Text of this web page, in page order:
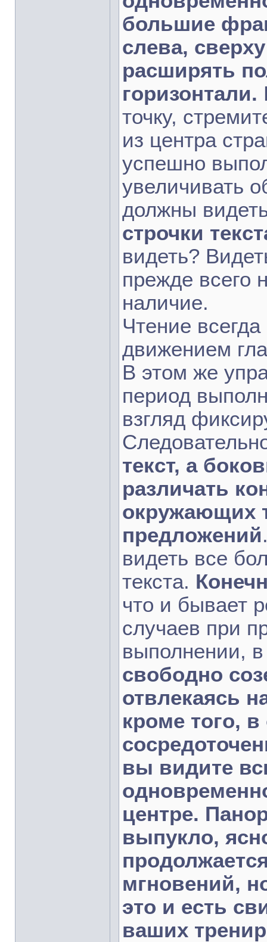
большие
слева,
расширять
горизонтали.
точку,
из центра
успешно
увеличивать
должны
строчки
видеть?
прежде всего
наличие.
Чтение
движением
В этом же
период
взгляд
текст, а
различать
окружающих
предложений
видеть все
текста.
что и бывает
случаев при
выполнении,
свободно
отвлекаясь
кроме того,
вы видите
центре.
выпукло,
мгновений,
это и есть
ваших